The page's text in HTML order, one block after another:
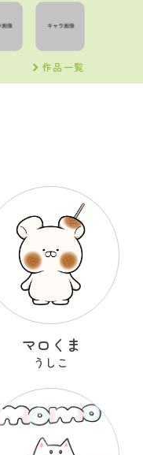
作品一覧
マロくま
うしこ